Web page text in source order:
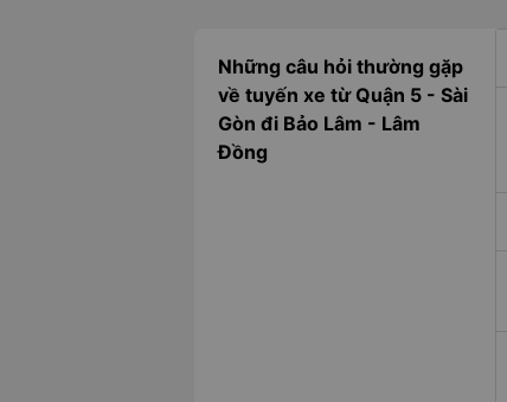
Những câu hỏi thường gặp
về tuyến xe từ Quận 5 - Sài
Gòn đi Bảo Lâm - Lâm
Đồng